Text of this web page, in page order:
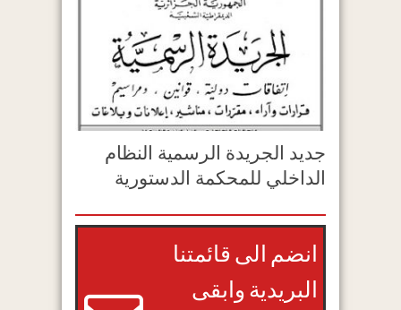
جديد الجريدة الرسمية النظام
الداخلي للمحكمة الدستورية
انضم الى قائمتنا
البريدية وابقى